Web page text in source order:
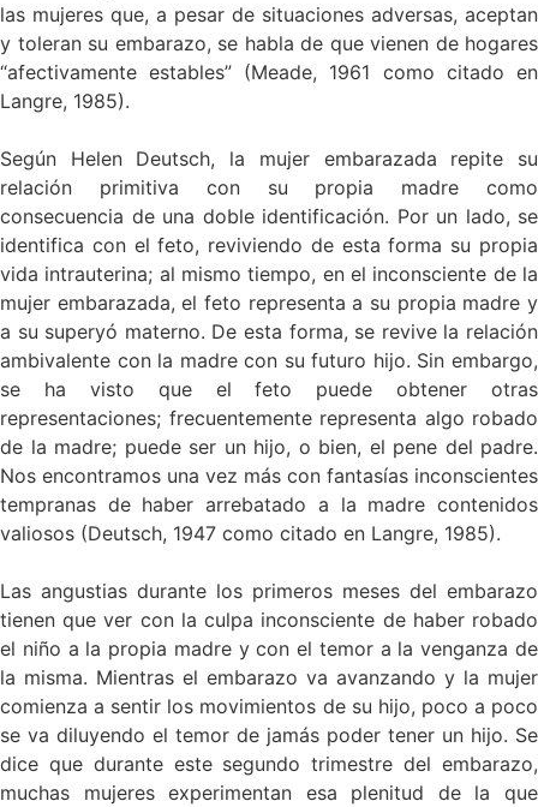
las mujeres que, a pesar de situaciones adversas, aceptan
y toleran su embarazo, se habla de que vienen de hogares
“afectivamente estables” (Meade, 1961 como citado en
Langre, 1985).
Según Helen Deutsch, la mujer embarazada repite su
relación primitiva con su propia madre como
consecuencia de una doble identificación. Por un lado, se
identifica con el feto, reviviendo de esta forma su propia
vida intrauterina; al mismo tiempo, en el inconsciente de la
mujer embarazada, el feto representa a su propia madre y
a su superyó materno. De esta forma, se revive la relación
ambivalente con la madre con su futuro hijo. Sin embargo,
se ha visto que el feto puede obtener otras
representaciones; frecuentemente representa algo robado
de la madre; puede ser un hijo, o bien, el pene del padre.
Nos encontramos una vez más con fantasías inconscientes
tempranas de haber arrebatado a la madre contenidos
valiosos (Deutsch, 1947 como citado en Langre, 1985).
Las angustias durante los primeros meses del embarazo
tienen que ver con la culpa inconsciente de haber robado
el niño a la propia madre y con el temor a la venganza de
la misma. Mientras el embarazo va avanzando y la mujer
comienza a sentir los movimientos de su hijo, poco a poco
se va diluyendo el temor de jamás poder tener un hijo. Se
dice que durante este segundo trimestre del embarazo,
muchas mujeres experimentan esa plenitud de la que